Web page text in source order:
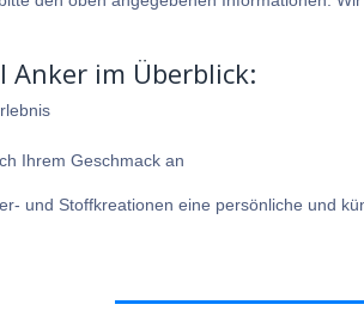
Anker im Überblick:
Ihrem Geschmack an
und Stoffkreationen eine persönliche und